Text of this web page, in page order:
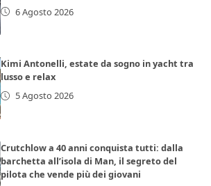
6 Agosto 2026
Kimi Antonelli, estate da sogno in yacht tra
lusso e relax
5 Agosto 2026
Crutchlow a 40 anni conquista tutti: dalla
barchetta all’isola di Man, il segreto del
pilota che vende più dei giovani